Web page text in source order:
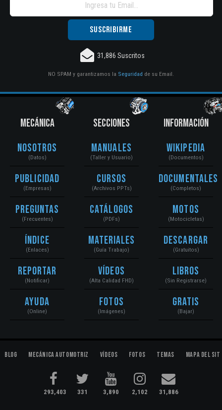
31,886 Suscritos
NO SPAM y garantizamos la Seguridad de su Email.
MECÁNICA
Nosotros
(Datos)
Publicidad
(Empresas)
Preguntas
(Frecuentes)
Índice
(Enlaces)
Reportar
(Notificar)
Ayuda
(Online)
SECCIONES
Manuales
(Taller y Usuario)
Cursos
(Archivos PPTs)
Catálogos
(PDFs)
Materiales
(Guía Trabajo)
Vídeos
(Alta Calidad FHD)
Fotos
(Imágenes)
INFORMACIÓN
Wikipedia
(Documentos)
Documentales
(Completos)
Motos
(Motocicletas)
Descargar
(Gratuitos)
Libros
(Sin Registrarse)
Gratis
(Bajar)
Blog Mecánica Automotriz Vídeos Fotos Temas Mapa del
293,403 331 3,890 2,102 31,886